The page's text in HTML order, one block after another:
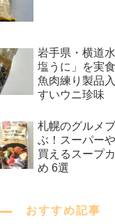
岩手県・横道
塩うに」を実
魚肉練り製品
すいウニ珍味
札幌のグルメ
ぶ！スーパー
買えるスープ
め 6選
おすすめ記事